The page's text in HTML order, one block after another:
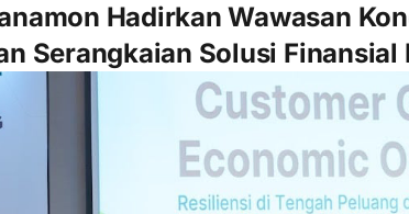
Hadirkan Wawasan
Serangkaian Solusi